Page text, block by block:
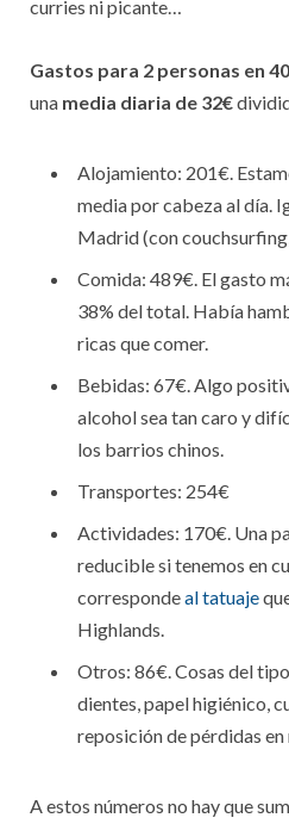
curries ni picante…
Gastos para 2 personas en
una media diaria de 32€
Alojamiento: 201€.
media por cabeza al día.
Madrid (con
Comida: 489€. El gasto
38% del total. Había
ricas que comer.
Bebidas: 67€. Algo
alcohol sea tan caro y
los barrios chinos.
Transportes: 254€
Actividades: 170€. Una
reducible si tenemos en
correspondeal tatuaje
Highlands.
Otros: 86€. Cosas del
dientes, papel higiénico,
reposición de pérdidas en
A estos números no hay que